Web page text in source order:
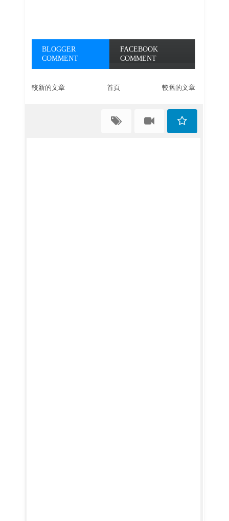
BLOGGER
COMMENT
FACEBOOK
COMMENT
較新的文章 較舊的文章
首頁